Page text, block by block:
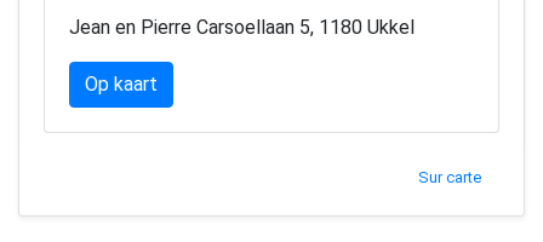
Jean en Pierre Carsoellaan 5, 1180 Ukkel
Op kaart
Sur carte